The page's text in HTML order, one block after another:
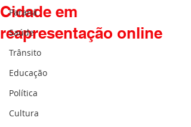
Paraná
Saúde
Trânsito
Educação
Política
Cultura
Cidade em
reapresentação online